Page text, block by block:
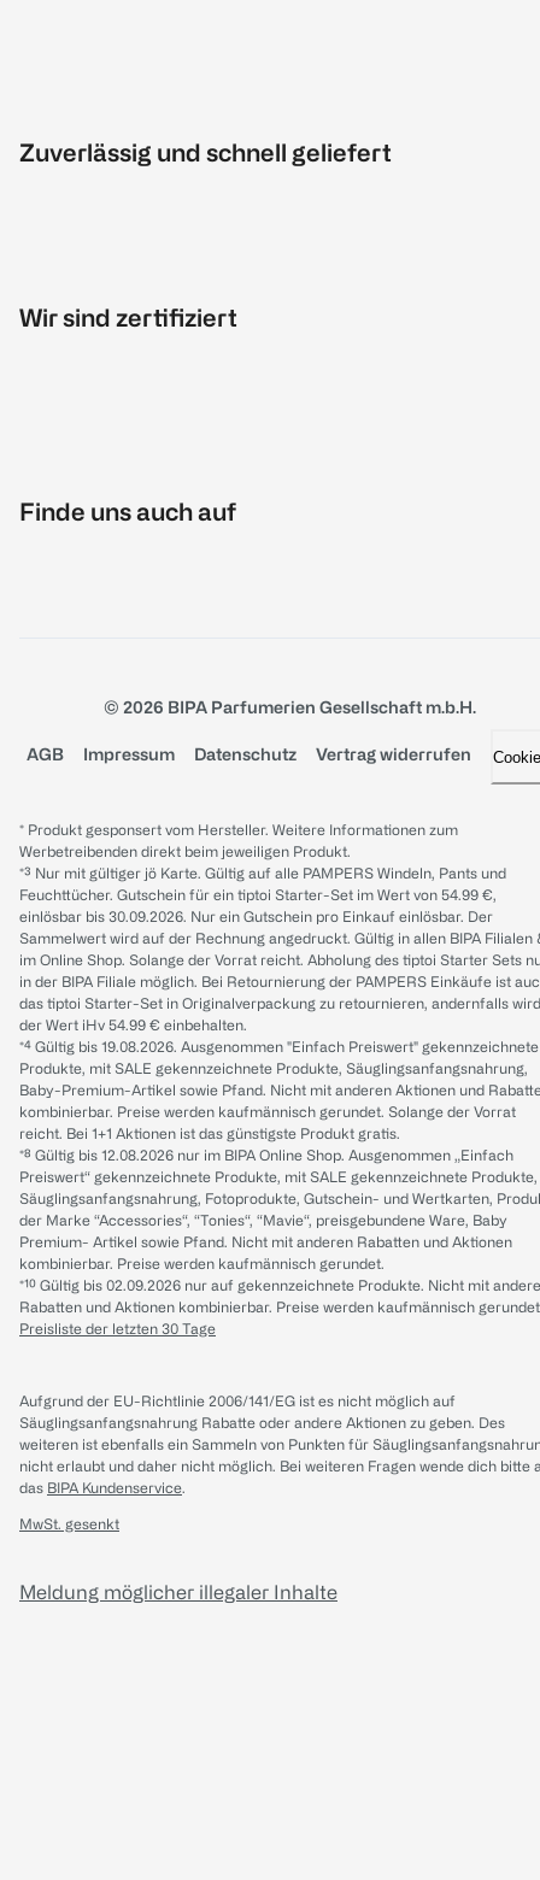
Zuverlässig und schnell geliefert
Wir sind zertifiziert
Finde uns auch auf
© 2026 BIPA Parfumerien Gesellschaft m.b.H.
AGB Impressum Datenschutz Vertrag widerrufen
* Produkt gesponsert vom Hersteller. Weitere Informationen zum
Werbetreibenden direkt beim jeweiligen Produkt.
*³ Nur mit gültiger jö Karte. Gültig auf alle PAMPERS Windeln, Pants und
Feuchttücher. Gutschein für ein tiptoi Starter-Set im Wert von 54.99 €,
einlösbar bis 30.09.2026. Nur ein Gutschein pro Einkauf einlösbar. Der
Sammelwert wird auf der Rechnung angedruckt. Gültig in allen BIPA Filialen
im Online Shop. Solange der Vorrat reicht. Abholung des tiptoi Starter Sets
in der BIPA Filiale möglich. Bei Retournierung der PAMPERS Einkäufe ist
das tiptoi Starter-Set in Originalverpackung zu retournieren, andernfalls wird
der Wert iHv 54.99 € einbehalten.
*⁴ Gültig bis 19.08.2026. Ausgenommen "Einfach Preiswert" gekennzeichnete
Produkte, mit SALE gekennzeichnete Produkte, Säuglingsanfangsnahrung,
Baby-Premium-Artikel sowie Pfand. Nicht mit anderen Aktionen und
kombinierbar. Preise werden kaufmännisch gerundet. Solange der Vorrat
reicht. Bei 1+1 Aktionen ist das günstigste Produkt gratis.
*⁸ Gültig bis 12.08.2026 nur im BIPA Online Shop. Ausgenommen „Einfach
Preiswert“ gekennzeichnete Produkte, mit SALE gekennzeichnete Produkte,
Säuglingsanfangsnahrung, Fotoprodukte, Gutschein- und Wertkarten,
der Marke “Accessories“, “Tonies“, “Mavie“, preisgebundene Ware, Baby
Premium- Artikel sowie Pfand. Nicht mit anderen Rabatten und Aktionen
kombinierbar. Preise werden kaufmännisch gerundet.
*¹⁰ Gültig bis 02.09.2026 nur auf gekennzeichnete Produkte. Nicht mit
Rabatten und Aktionen kombinierbar. Preise werden kaufmännisch
Preisliste der letzten 30 Tage
Aufgrund der EU-Richtlinie 2006/141/EG ist es nicht möglich auf
Säuglingsanfangsnahrung Rabatte oder andere Aktionen zu geben. Des
weiteren ist ebenfalls ein Sammeln von Punkten für
nicht erlaubt und daher nicht möglich. Bei weiteren Fragen wende dich bitte
das BIPA Kundenservice.
MwSt. gesenkt
Meldung möglicher illegaler Inhalte